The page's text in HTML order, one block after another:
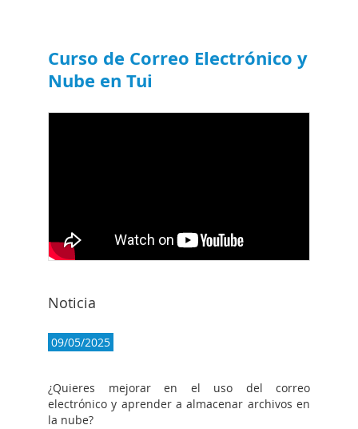
Curso de Correo Electrónico y
Nube en Tui
Noticia
09/05/2025
¿Quieres mejorar en el uso del correo
electrónico y aprender a almacenar archivos en
la nube?